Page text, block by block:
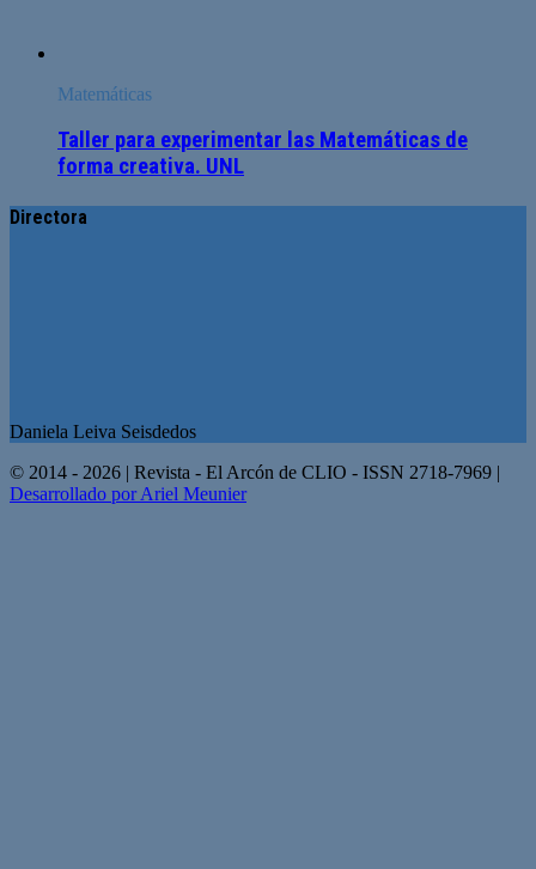
Matemáticas
Taller para experimentar las Matemáticas de
forma creativa. UNL
Directora
Daniela Leiva Seisdedos
© 2014 - 2026 | Revista - El Arcón de CLIO - ISSN 2718-7969 |
Desarrollado por Ariel Meunier